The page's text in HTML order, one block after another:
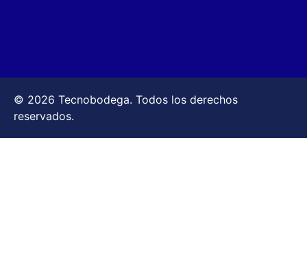
© 2026 Tecnobodega. Todos los derechos
reservados.